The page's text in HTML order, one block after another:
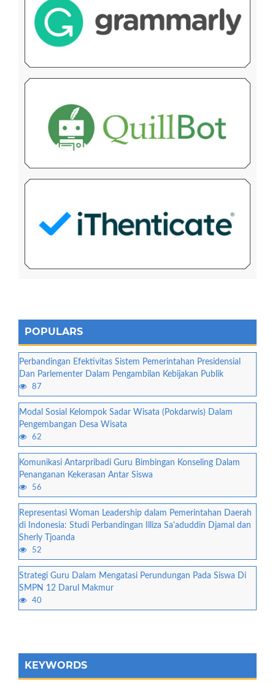
POPULARS
Perbandingan Efektivitas Sistem Pemerintahan Presidensial
Dan Parlementer Dalam Pengambilan Kebijakan Publik
87
Modal Sosial Kelompok Sadar Wisata (Pokdarwis) Dalam
Pengembangan Desa Wisata
62
Komunikasi Antarpribadi Guru Bimbingan Konseling Dalam
Penanganan Kekerasan Antar Siswa
56
Representasi Woman Leadership dalam Pemerintahan Daerah
di Indonesia: Studi Perbandingan Illiza Sa'aduddin Djamal dan
Sherly Tjoanda
52
Strategi Guru Dalam Mengatasi Perundungan Pada Siswa Di
SMPN 12 Darul Makmur
40
KEYWORDS